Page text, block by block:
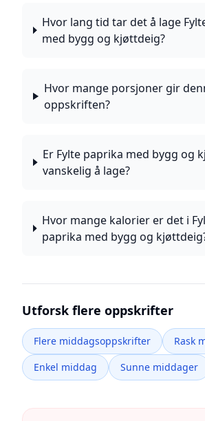
Hvor lang tid tar det å lage
med bygg og kjøttdeig?
Hvor mange porsjoner gir
oppskriften?
Er Fylte paprika med bygg og
vanskelig å lage?
Hvor mange kalorier er det i
paprika med bygg og
Utforsk flere oppskrifter
Flere middagsoppskrifter
Rask
Enkel middag
Sunne middager